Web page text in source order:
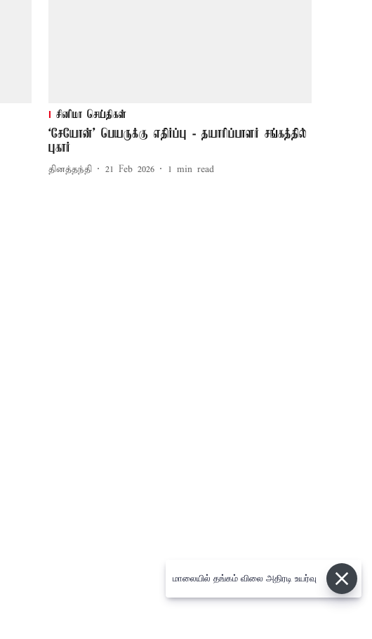
சினிமா செய்திகள்
‘சேயோன்’ பெயருக்கு எதிர்ப்பு - தயாரிப்பாளர் சங்கத்தில்
புகார்
தினத்தந்தி 21 Feb 2026 1 min read
மாலையில் தங்கம் விலை அதிரடி உயர்வு